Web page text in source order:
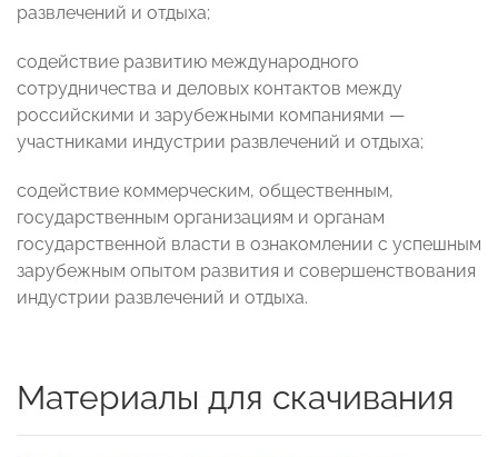
развлечений и отдыха;
содействие развитию международного
сотрудничества и деловых контактов между
российскими и зарубежными компаниями —
участниками индустрии развлечений и отдыха;
содействие коммерческим, общественным,
государственным организациям и органам
государственной власти в ознакомлении с успешным
зарубежным опытом развития и совершенствования
индустрии развлечений и отдыха.
Материалы для скачивания